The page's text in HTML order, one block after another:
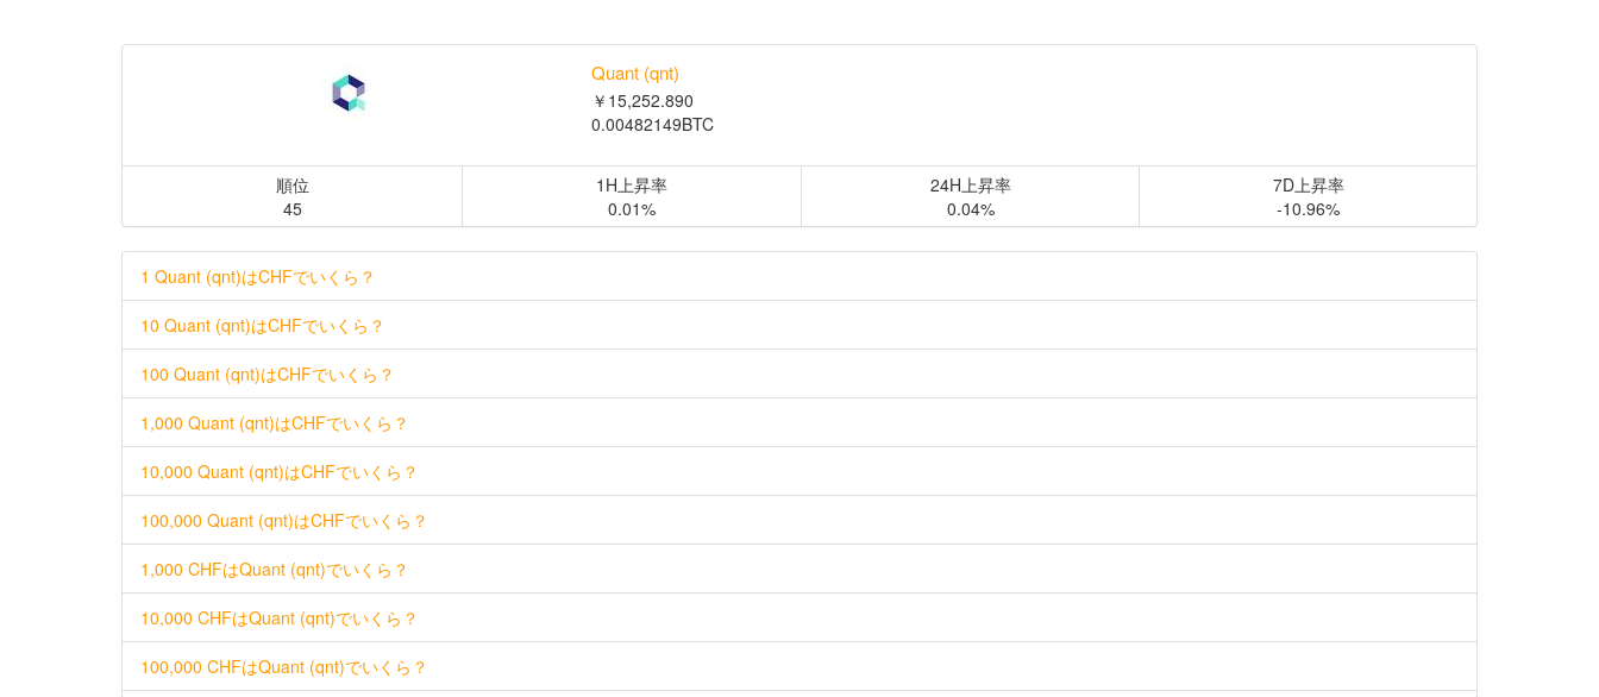
Quant (qnt)
￥15,252.890
0.00482149BTC
順位
45
1H上昇率
0.01%
24H上昇率
0.04%
7D上昇率
-10.96%
1 Quant (qnt)はCHFでいくら？
10 Quant (qnt)はCHFでいくら？
100 Quant (qnt)はCHFでいくら？
1,000 Quant (qnt)はCHFでいくら？
10,000 Quant (qnt)はCHFでいくら？
100,000 Quant (qnt)はCHFでいくら？
1,000 CHFはQuant (qnt)でいくら？
10,000 CHFはQuant (qnt)でいくら？
100,000 CHFはQuant (qnt)でいくら？